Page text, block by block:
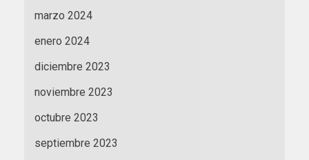
marzo 2024
enero 2024
diciembre 2023
noviembre 2023
octubre 2023
septiembre 2023